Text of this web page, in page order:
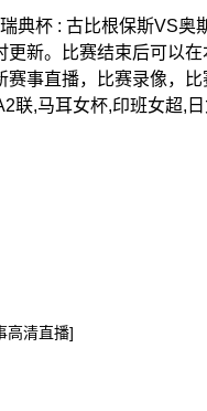
典杯 : 古比根保斯VS奥
新。比赛结束后可以
事直播，比赛录像，比
联,马耳女杯,印班女超,
高清直播]